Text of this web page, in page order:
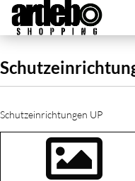
Schutzeinrichtungen UP